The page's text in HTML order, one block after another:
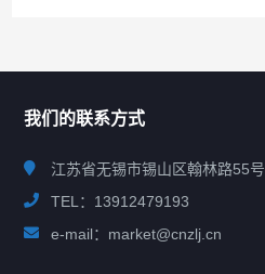
我们的联系方式
江苏省无锡市锡山区翰林路55号
TEL：13912479193
e-mail：market@cnzlj.cn